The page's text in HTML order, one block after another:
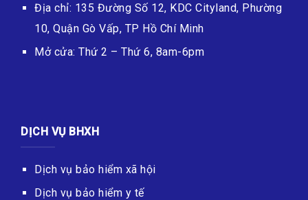
Địa chỉ: 135 Đường Số 12, KDC Cityland, Phường
10, Quận Gò Vấp, TP Hồ Chí Minh
Mở cửa: Thứ 2 – Thứ 6, 8am-6pm
DỊCH VỤ BHXH
Dịch vụ bảo hiểm xã hội
Dịch vụ bảo hiểm y tế